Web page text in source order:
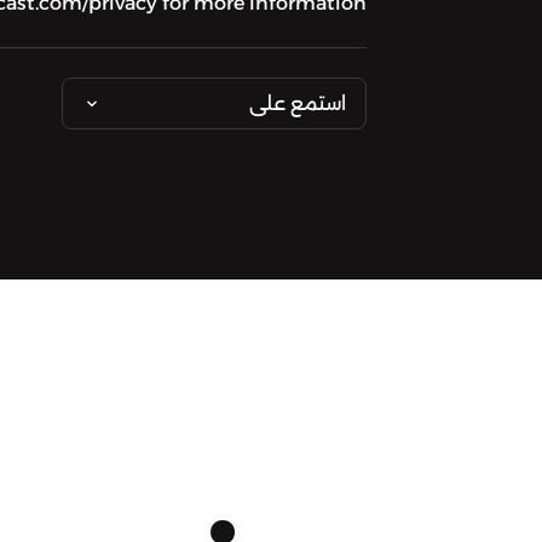
استمع على